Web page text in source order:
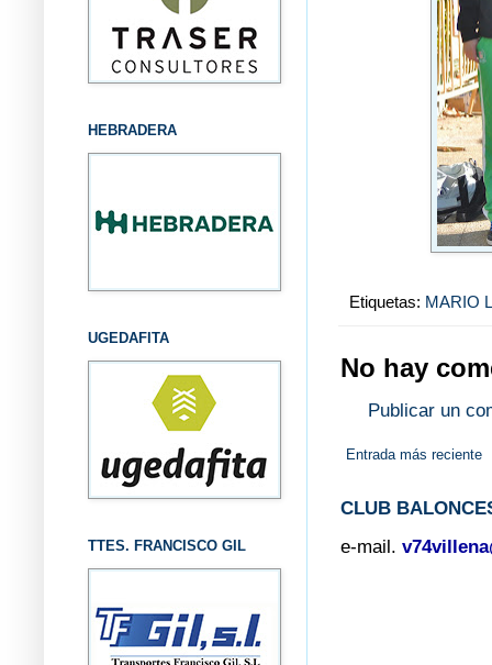
Etiquetas: MARIO
No hay
Publicar un
Entrada más reciente
CLUB
e-mail.
HEBRADERA
UGEDAFITA
TTES. FRANCISCO GIL